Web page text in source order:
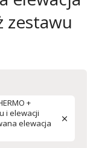
zestawu
+
i elewacji
elewacja